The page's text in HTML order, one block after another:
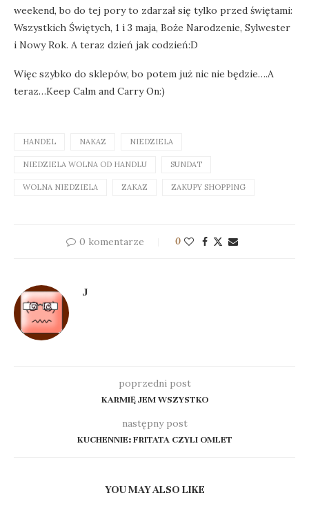
weekend, bo do tej pory to zdarzał się tylko przed świętami:
Wszystkich Świętych, 1 i 3 maja, Boże Narodzenie, Sylwester
i Nowy Rok. A teraz dzień jak codzień:D
Więc szybko do sklepów, bo potem już nic nie będzie….A
teraz…Keep Calm and Carry On:)
HANDEL NAKAZ NIEDZIELA
NIEDZIELA WOLNA OD HANDLU SUNDAT
WOLNA NIEDZIELA ZAKAZ ZAKUPY SHOPPING
0 komentarze 0
J
poprzedni post
KARMIĘ JEM WSZYSTKO
następny post
KUCHENNIE: FRITATA CZYLI OMLET
YOU MAY ALSO LIKE